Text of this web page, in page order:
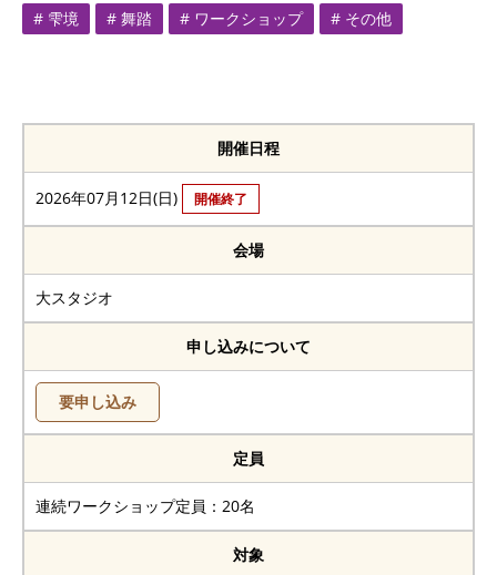
# 雫境 # 舞踏 # ワークショップ # その他
開催日程
2026年07月12日(日) 開催終了
会場
大スタジオ
申し込みについて
要申し込み
定員
連続ワークショップ定員：20名
対象